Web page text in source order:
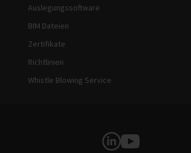
Auslegungssoftware
BIM Dateien
Zertifikate
Richtlinien
Whistle Blowing Service
Soziale Medien